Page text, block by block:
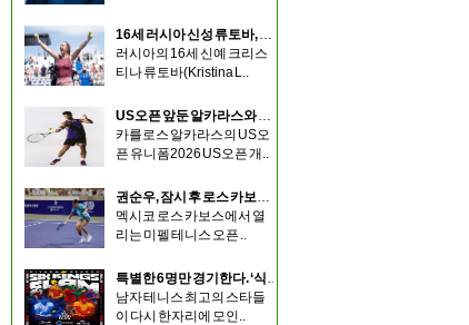
16세 러시아 신성 류토바, 멤피스에서 예선 통과해 우승
러시아의 16세 신예 크리스
티나 류토바(Kristina L..
US오픈 앞둔 알카라스와 시너, 나이키 새 유니폼 공개
카를로스 알카라스의 US오
픈 유니폼2026 US오픈 개..
권순우, 잠시 후 로스 카보스 ATP250대회 1라운드 시작
멕시코 로스 카보스에서 열
리는 미펠 테니스 오픈 ..
특별한 6명만 경기한다. ‘식스 킹스 슬램’ 출전 선수 확정
남자 테니스 최고의 스타들
이 다시 한자리에 모인..